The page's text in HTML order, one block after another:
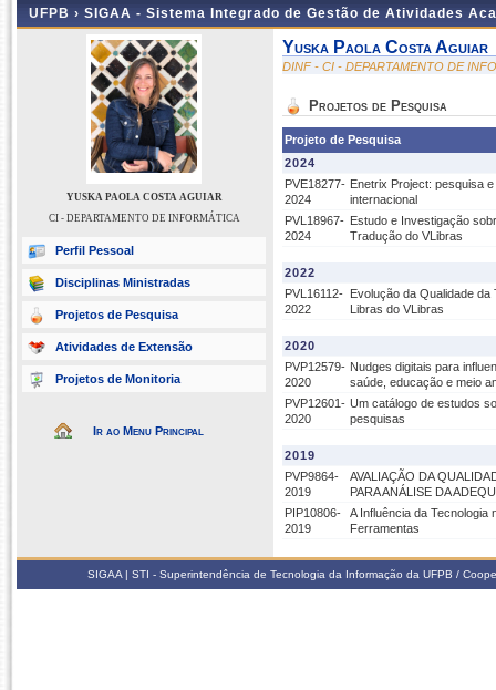
UFPB › SIGAA - Sistema Integrado de Gestão de Atividades
YUSKA PAOLA COSTA AGUIAR
CI - DEPARTAMENTO DE INFORMÁTICA
Perfil Pessoal
Disciplinas Ministradas
Projetos de Pesquisa
Atividades de Extensão
Projetos de Monitoria
Ir ao Menu Principal
Yuska Paola Costa Aguiar
DINF - CI - DEPARTAMENTO DE
Projetos de Pesquisa
Projeto de Pesquisa
2024
PVE18277-
2024
Enetrix Project: pesquisa
internacional
PVL18967-
2024
Estudo e Investigação
Tradução do VLibras
2022
PVL16112-
2022
Evolução da Qualidade
Libras do VLibras
2020
PVP12579-
2020
Nudges digitais para
saúde, educação e meio
PVP12601-
2020
Um catálogo de estudos
pesquisas
2019
PVP9864-
2019
AVALIAÇÃO DA
PARA ANÁLISE DA
PIP10806-
2019
A Influência da
Ferramentas
SIGAA | STI - Superintendência de Tecnologia da Informação da UFPB /